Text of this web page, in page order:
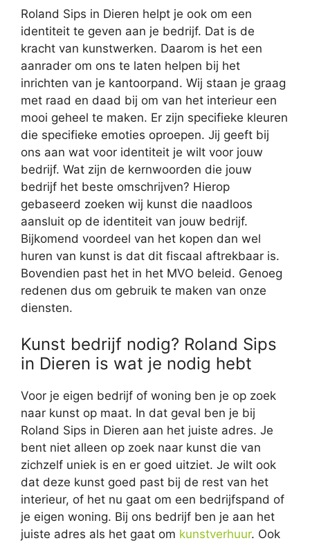
Roland Sips in Dieren helpt je ook om een
identiteit te geven aan je bedrijf. Dat is de
kracht van kunstwerken. Daarom is het een
aanrader om ons te laten helpen bij het
inrichten van je kantoorpand. Wij staan je graag
met raad en daad bij om van het interieur een
mooi geheel te maken. Er zijn specifieke kleuren
die specifieke emoties oproepen. Jij geeft bij
ons aan wat voor identiteit je wilt voor jouw
bedrijf. Wat zijn de kernwoorden die jouw
bedrijf het beste omschrijven? Hierop
gebaseerd zoeken wij kunst die naadloos
aansluit op de identiteit van jouw bedrijf.
Bijkomend voordeel van het kopen dan wel
huren van kunst is dat dit fiscaal aftrekbaar is.
Bovendien past het in het MVO beleid. Genoeg
redenen dus om gebruik te maken van onze
diensten.
Kunst bedrijf nodig? Roland Sips
in Dieren is wat je nodig hebt
Voor je eigen bedrijf of woning ben je op zoek
naar kunst op maat. In dat geval ben je bij
Roland Sips in Dieren aan het juiste adres. Je
bent niet alleen op zoek naar kunst die van
zichzelf uniek is en er goed uitziet. Je wilt ook
dat deze kunst goed past bij de rest van het
interieur, of het nu gaat om een bedrijfspand of
je eigen woning. Bij ons bedrijf ben je aan het
juiste adres als het gaat om kunstverhuur. Ook